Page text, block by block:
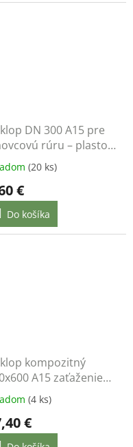
DN 300 A15 pre
rúru – plastový
kanalizačnej šachty
(20 ks)
€
Do košíka
kompozitný
A15 zaťaženie
(4 ks)
€